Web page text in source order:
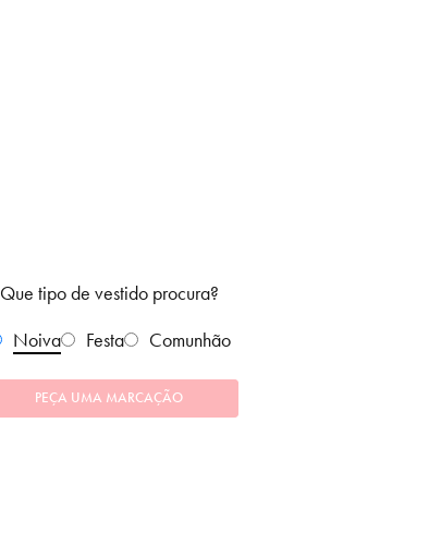
Que tipo de vestido procura?
Noiva
Festa Comunhão
PEÇA UMA MARCAÇÃO